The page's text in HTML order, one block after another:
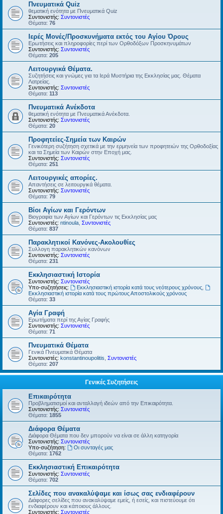
Πνευματικά Quiz
θεματική ενότητα με Πνευματικά Quiz
Συντονιστής: Συντονιστές
Θέματα: 76
Ιερές Μονές/Προσκυνήματα εκτός του Αγίου Όρους
Ερωτήσεις και πληροφορίες περί των Ορθοδόξων Προσκηνυμάτων
Συντονιστής: Συντονιστές
Θέματα: 205
Λειτουργικά Θέματα.
Συζητήσεις και γνώμες για τα Ιερά Μυστήρια της Εκκλησίας μας. Θέματα
Λατρείας.
Συντονιστής: Συντονιστές
Θέματα: 113
Πνευματικά Ανέκδοτα
θεματική ενότητα με Πνευματικά Ανέκδοτα.
Συντονιστής: Συντονιστές
Θέματα: 20
Προφητείες-Σημεία των Καιρών
Γενικότερη συζήτηση σχετικά με την ερμηνεία των προφητειών της Ορθοδοξίας
και τα Σημεία των Καιρών στην Εποχή μας.
Συντονιστής: Συντονιστές
Θέματα: 251
Λειτουργικές απορίες.
Απαντήσεις σε λειτουργικά θέματα.
Συντονιστής: Συντονιστές
Θέματα: 79
Βίοι Αγίων και Γερόντων
Βιογραφία των Αγίων και Γερόντων τις Εκκλησίας μας
Συντονιστές: ntinoula Συντονιστές
Θέματα: 837
Παρακλητικοί Κανόνες-Ακολουθίες
Συλλογη παρακλητικών κανόνων
Συντονιστής: Συντονιστές
Θέματα: 231
Εκκλησιαστική Ιστορία
Συντονιστής: Συντονιστές
Υπο-συζητήσεις:
Εκκλησιαστική ιστορία κατά τους νεότερους χρόνους,
Εκκλησιαστική ιστορία κατά τους πρώτους Αποστολικούς χρόνους
Θέματα: 33
Αγία Γραφή
Ερωτήματα περί της Αγίας Γραφής
Συντονιστής: Συντονιστές
Θέματα: 71
Πνευματικά Θέματα
Γενικά Πνευματικά Θέματα
Συντονιστές: konstantinoupolitis Συντονιστές
Θέματα: 207
Γενικές Συζητήσεις
Επικαιρότητα
Προβληματισμοί και ανταλλαγή ιδεών από την Επικαιρότητα.
Συντονιστής: Συντονιστές
Θέματα: 1855
Διάφορα Θέματα
Διάφορα Θέματα που δεν μπορούν να είναι σε άλλη κατηγορία
Συντονιστής: Συντονιστές
Υπο-συζήτηση:
Οι συνταγές μας
Θέματα: 1762
Εκκλησιαστική Επικαιρότητα
Συντονιστής: Συντονιστές
Θέματα: 702
Σελίδες που ανακαλύψαμε και ίσως σας ενδιαφέρουν
Διάφορες σελίδες που ανακαλύψαμε εμείς, ή εσείς, και πιστεύουμε ότι
ενδιαφέρουν και κάποιους άλλους.
Συντονιστής: Συντονιστές